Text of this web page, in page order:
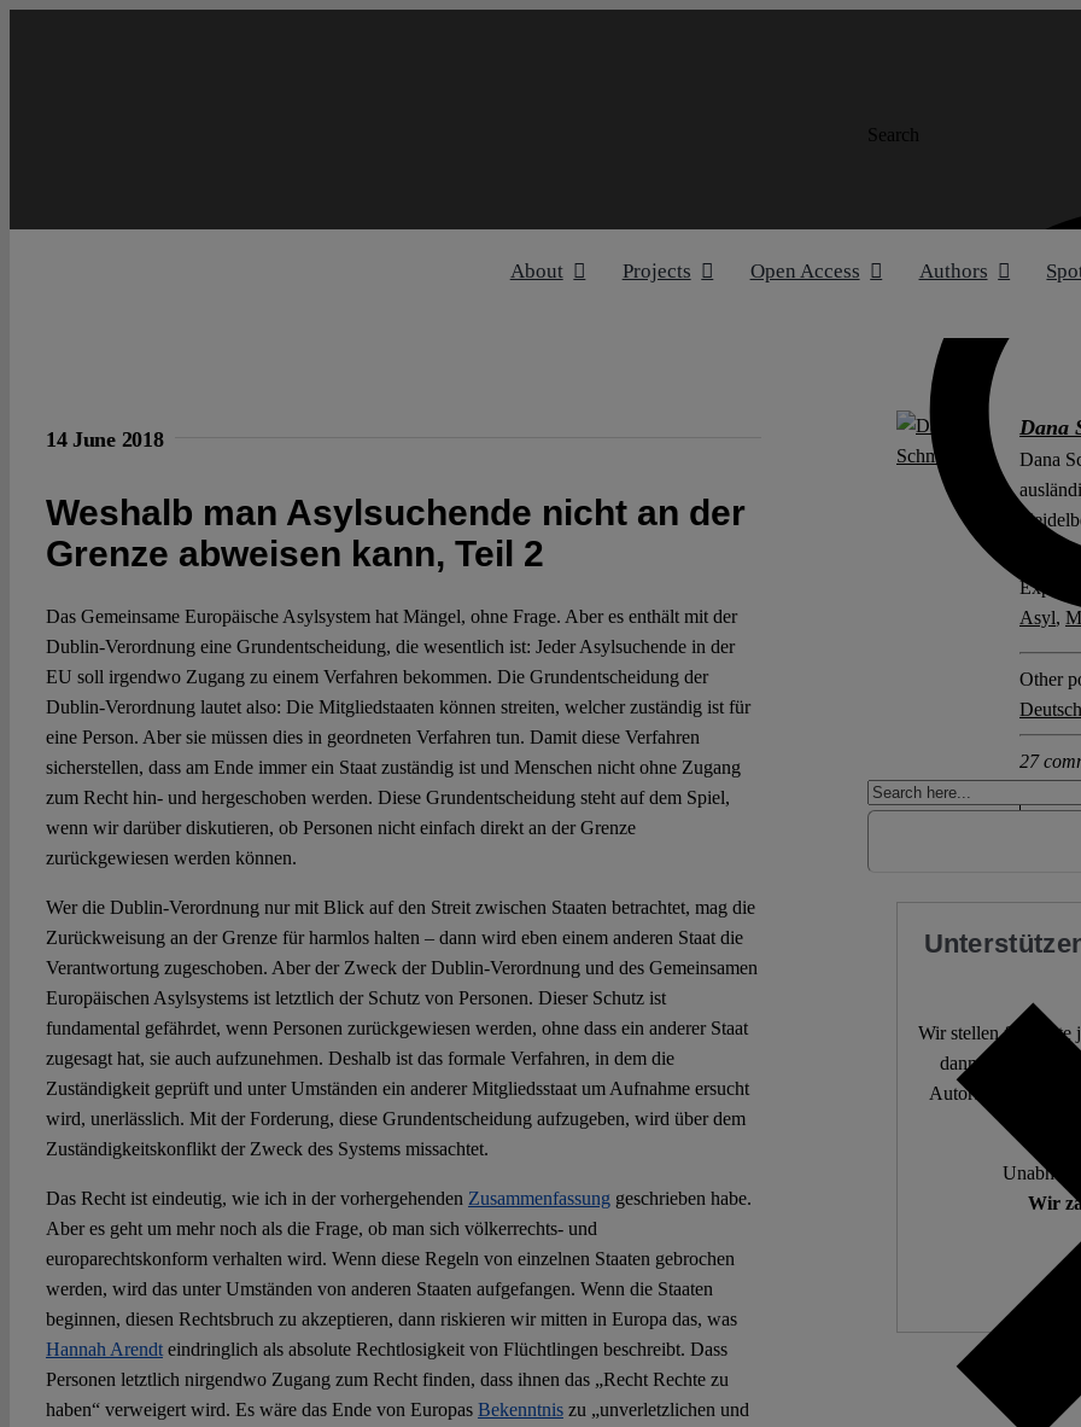
Search
About Projects Open Access Authors
14 June 2018
Weshalb man Asylsuchende nicht an der
Grenze abweisen kann, Teil 2
Das Gemeinsame Europäische Asylsystem hat Mängel, ohne Frage. Aber es enthält mit der
Dublin-Verordnung eine Grundentscheidung, die wesentlich ist: Jeder Asylsuchende in der
EU soll irgendwo Zugang zu einem Verfahren bekommen. Die Grundentscheidung der
Dublin-Verordnung lautet also: Die Mitgliedstaaten können streiten, welcher zuständig ist für
eine Person. Aber sie müssen dies in geordneten Verfahren tun. Damit diese Verfahren
sicherstellen, dass am Ende immer ein Staat zuständig ist und Menschen nicht ohne Zugang
zum Recht hin- und hergeschoben werden. Diese Grundentscheidung steht auf dem Spiel,
wenn wir darüber diskutieren, ob Personen nicht einfach direkt an der Grenze
zurückgewiesen werden können.
Wer die Dublin-Verordnung nur mit Blick auf den Streit zwischen Staaten betrachtet, mag die
Zurückweisung an der Grenze für harmlos halten – dann wird eben einem anderen Staat die
Verantwortung zugeschoben. Aber der Zweck der Dublin-Verordnung und des Gemeinsamen
Europäischen Asylsystems ist letztlich der Schutz von Personen. Dieser Schutz ist
fundamental gefährdet, wenn Personen zurückgewiesen werden, ohne dass ein anderer Staat
zugesagt hat, sie auch aufzunehmen. Deshalb ist das formale Verfahren, in dem die
Zuständigkeit geprüft und unter Umständen ein anderer Mitgliedsstaat um Aufnahme ersucht
wird, unerlässlich. Mit der Forderung, diese Grundentscheidung aufzugeben, wird über dem
Zuständigkeitskonflikt der Zweck des Systems missachtet.
Das Recht ist eindeutig, wie ich in der vorhergehenden Zusammenfassung geschrieben habe.
Aber es geht um mehr noch als die Frage, ob man sich völkerrechts- und
europarechtskonform verhalten wird. Wenn diese Regeln von einzelnen Staaten gebrochen
werden, wird das unter Umständen von anderen Staaten aufgefangen. Wenn die Staaten
beginnen, diesen Rechtsbruch zu akzeptieren, dann riskieren wir mitten in Europa das, was
Hannah Arendteindringlich als absolute Rechtlosigkeit von Flüchtlingen beschreibt. Dass
Personen letztlich nirgendwo Zugang zum Recht finden, dass ihnen das „Recht Rechte zu
haben“ verweigert wird. Es wäre das Ende von Europas Bekenntniszu „unverletzlichen und
Dana
Dana
Asyl,
Other
27
Wir stellen fundierte
dann, wenn die
Autor:innen.
Wir